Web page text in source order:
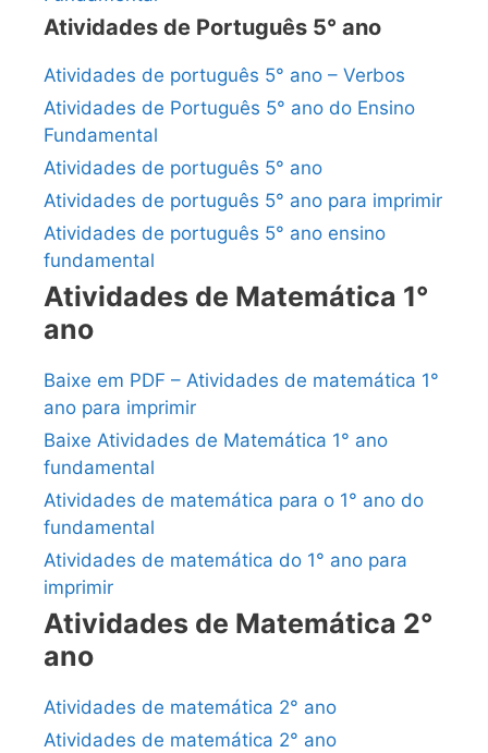
Atividades de Português 5° ano
Atividades de português 5° ano – Verbos
Atividades de Português 5° ano do Ensino
Fundamental
Atividades de português 5° ano
Atividades de português 5° ano para imprimir
Atividades de português 5° ano ensino
fundamental
Atividades de Matemática 1°
ano
Baixe em PDF – Atividades de matemática 1°
ano para imprimir
Baixe Atividades de Matemática 1° ano
fundamental
Atividades de matemática para o 1° ano do
fundamental
Atividades de matemática do 1° ano para
imprimir
Atividades de Matemática 2°
ano
Atividades de matemática 2° ano
Atividades de matemática 2° ano